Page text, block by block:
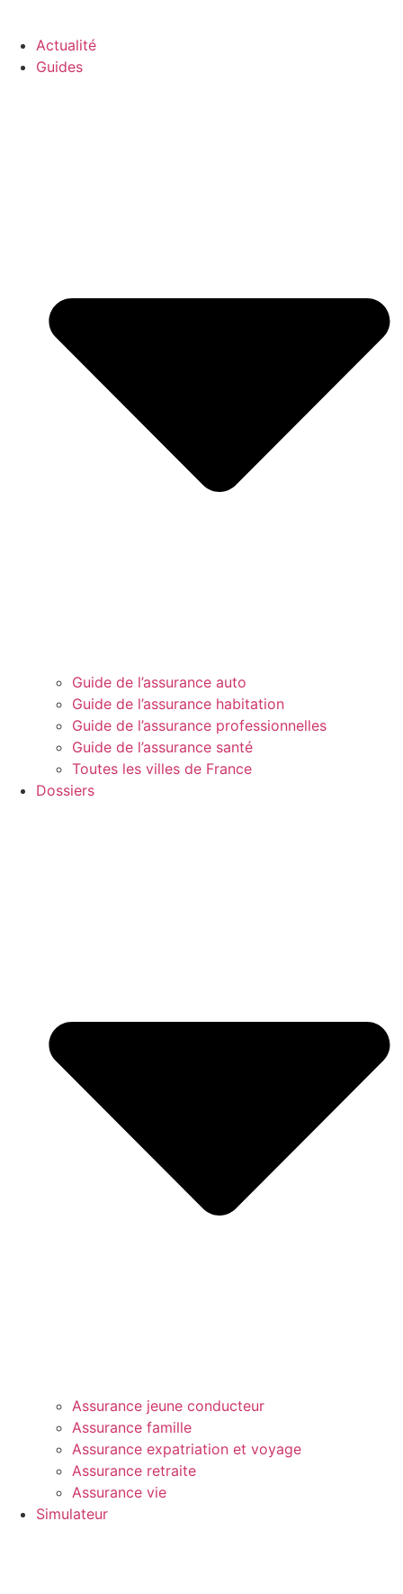
Actualité
Guides
Guide de l’assurance auto
Guide de l’assurance habitation
Guide de l’assurance professionnelles
Guide de l’assurance santé
Toutes les villes de France
Dossiers
Assurance jeune conducteur
Assurance famille
Assurance expatriation et voyage
Assurance retraite
Assurance vie
Simulateur